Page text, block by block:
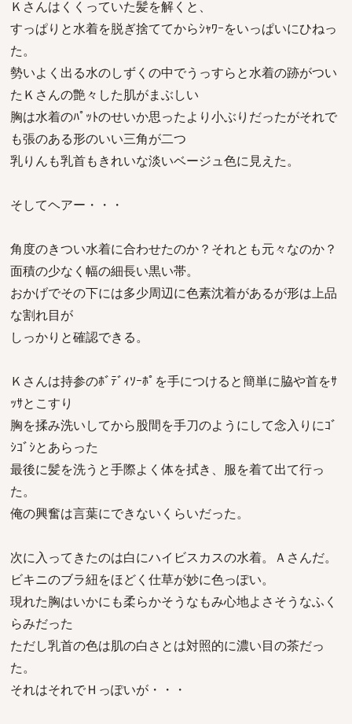
Ｋさんはくくっていた髪を解くと、
すっぱりと水着を脱ぎ捨ててからｼｬﾜｰをいっぱいにひねっ
た。
勢いよく出る水のしずくの中でうっすらと水着の跡がつい
たＫさんの艶々した肌がまぶしい
胸は水着のﾊﾟｯﾄのせいか思ったより小ぶりだったがそれで
も張のある形のいい三角が二つ
乳りんも乳首もきれいな淡いベージュ色に見えた。
そしてヘアー・・・
角度のきつい水着に合わせたのか？それとも元々なのか？
面積の少なく幅の細長い黒い帯。
おかげでその下には多少周辺に色素沈着があるが形は上品
な割れ目が
しっかりと確認できる。
Ｋさんは持参のﾎﾞﾃﾞｨｿｰﾎﾟを手につけると簡単に脇や首をｻ
ｯｻとこすり
胸を揉み洗いしてから股間を手刀のようにして念入りにｺﾞ
ｼｺﾞｼとあらった
最後に髪を洗うと手際よく体を拭き、服を着て出て行っ
た。
俺の興奮は言葉にできないくらいだった。
次に入ってきたのは白にハイビスカスの水着。Ａさんだ。
ビキニのブラ紐をほどく仕草が妙に色っぽい。
現れた胸はいかにも柔らかそうなもみ心地よさそうなふく
らみだった
ただし乳首の色は肌の白さとは対照的に濃い目の茶だっ
た。
それはそれでＨっぽいが・・・